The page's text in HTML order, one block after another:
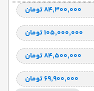
۸۴٬۳۰۰٬۰۰۰ تومان
۱۰۵٬۰۰۰٬۰۰۰ تومان
۸۴٬۵۰۰٬۰۰۰ تومان
۶۹٬۹۰۰٬۰۰۰ تومان